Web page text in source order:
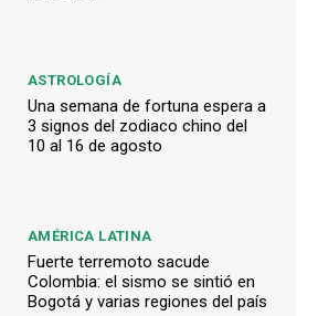
ASTROLOGÍA
Una semana de fortuna espera a
3 signos del zodiaco chino del
10 al 16 de agosto
AMÉRICA LATINA
Fuerte terremoto sacude
Colombia: el sismo se sintió en
Bogotá y varias regiones del país